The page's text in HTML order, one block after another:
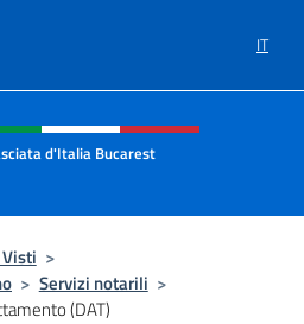
IT
social e menù
d'Italia Bucarest
>
> Servizi notarili >
(DAT)